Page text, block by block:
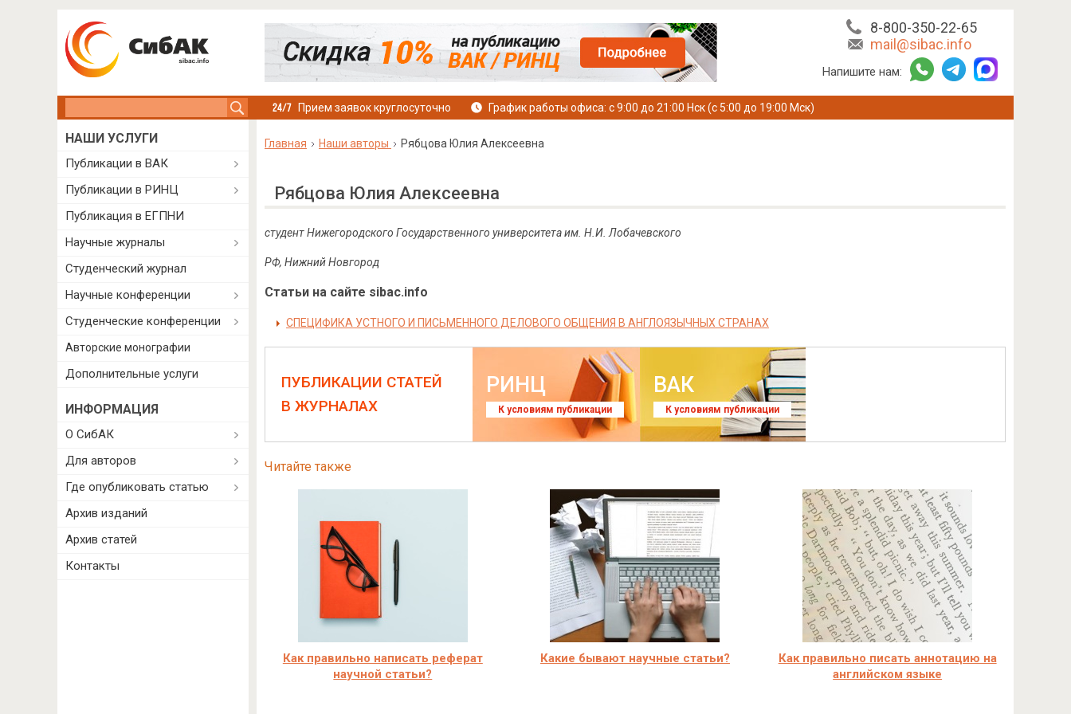
8-800-350-22-65
mail@sibac.info
Напишите нам:
Прием заявок круглосуточно График работы офиса: с 9:00 до 21:00 Нск (с 5:00 до 19:00 Мск)
Главная Наши авторы Рябцова Юлия Алексеевна
Рябцова Юлия Алексеевна
студент Нижегородского Государственного университета им. Н.И. Лобачевского
РФ, Нижний Новгород
Статьи на сайте sibac.info
СПЕЦИФИКА УСТНОГО И ПИСЬМЕННОГО ДЕЛОВОГО ОБЩЕНИЯ В АНГЛОЯЗЫЧНЫХ СТРАНАХ
ПУБЛИКАЦИИ СТАТЕЙ
В ЖУРНАЛАХ
РИНЦ
К условиям публикации
ВАК
К условиям публикации
Читайте также
Как правильно написать реферат
научной статьи?
Какие бывают научные статьи?
Как правильно писать аннотацию на
английском языке
НАШИ УСЛУГИ
Публикации в ВАК
Публикации в РИНЦ
Публикация в ЕГПНИ
Научные журналы
Студенческий журнал
Научные конференции
Студенческие конференции
Авторские монографии
Дополнительные услуги
ИНФОРМАЦИЯ
О СибАК
Для авторов
Где опубликовать статью
Архив изданий
Архив статей
Контакты